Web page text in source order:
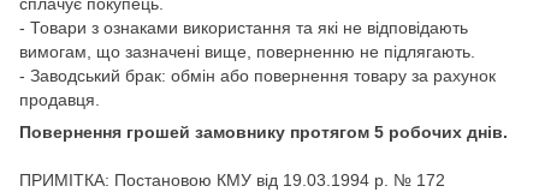
- Товари з ознаками використання та які не відповідають
вимогам, що зазначені вище, поверненню не підлягають.
- Заводський брак: обмін або повернення товару за рахунок
продавця.
Повернення грошей замовнику протягом 5 робочих днів.
ПРИМІТКА: Постановою КМУ від 19.03.1994 р. № 172